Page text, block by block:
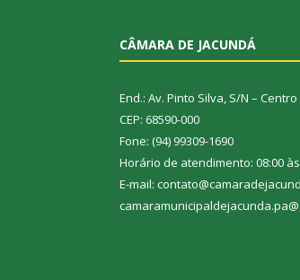
CÂMARA DE JACUNDÁ
End.: Av. Pinto Silva, S/N – Centro
CEP: 68590-000
Fone: (94) 99309-1690
Horário de atendimento: 08:00
E-mail: